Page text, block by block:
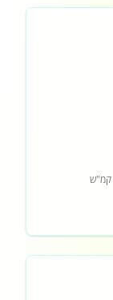
קמ"ש